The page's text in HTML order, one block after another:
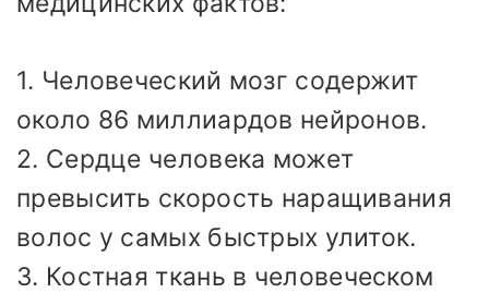
1. Человеческий мозг содержит
около 86 миллиардов нейронов.
2. Сердце человека может
превысить скорость наращивания
волос у самых быстрых улиток.
3. Костная ткань в человеческом